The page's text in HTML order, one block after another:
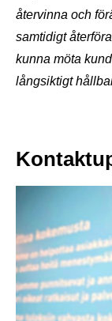
återvinna och
samtidigt
kunna möta
långsiktigt